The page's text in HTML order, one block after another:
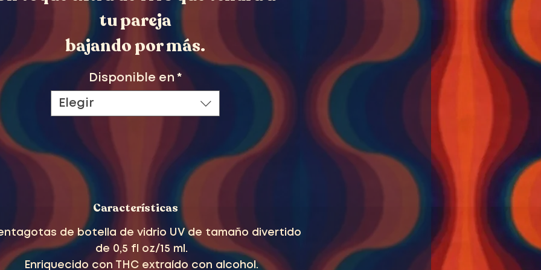
tu pareja
bajando por más.
Disponible en *
Elegir
Características
de botella de vidrio UV de tamaño divertido
de 0,5 fl oz/15 ml.
Enriquecido con THC extraído con alcohol.